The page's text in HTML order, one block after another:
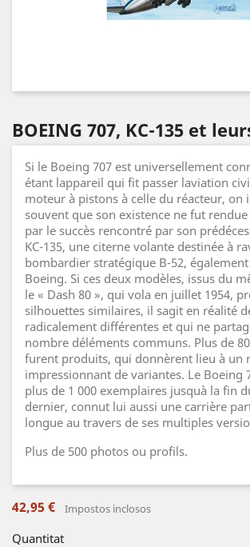
BOEING 707, KC-135 et
Si le Boeing 707 est universellement
étant lappareil qui fit passer laviation
moteur à pistons à celle du réacteur, on
souvent que son existence ne fut
par le succès rencontré par son
KC-135, une citerne volante destinée à
bombardier stratégique B-52,
Boeing. Si ces deux modèles, issus du
le « Dash 80 », qui vola en juillet 1954,
silhouettes similaires, il sagit en réalité
radicalement différentes et qui ne
nombre déléments communs. Plus de
furent produits, qui donnèrent lieu à un
impressionnant de variantes. Le Boeing
plus de 1 000 exemplaires jusquà la fin
dernier, connut lui aussi une carrière
longue au travers de ses multiples
Plus de 500 photos ou profils.
42,95 € Impostos inclosos
Quantitat